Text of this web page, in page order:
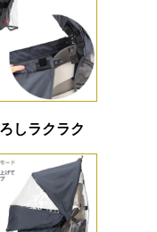
しラクラク